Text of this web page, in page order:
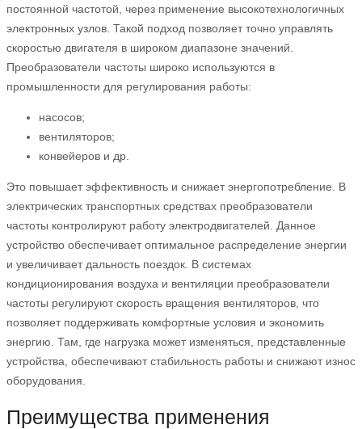
постоянной частотой, через применение высокотехнологичных
электронных узлов. Такой подход позволяет точно управлять
скоростью двигателя в широком диапазоне значений.
Преобразователи частоты широко используются в
промышленности для регулирования работы:
насосов;
вентиляторов;
конвейеров и др.
Это повышает эффективность и снижает энергопотребление. В
электрических транспортных средствах преобразователи
частоты контролируют работу электродвигателей. Данное
устройство обеспечивает оптимальное распределение энергии
и увеличивает дальность поездок. В системах
кондиционирования воздуха и вентиляции преобразователи
частоты регулируют скорость вращения вентиляторов, что
позволяет поддерживать комфортные условия и экономить
энергию. Там, где нагрузка может изменяться, представленные
устройства, обеспечивают стабильность работы и снижают износ
оборудования.
Преимущества применения